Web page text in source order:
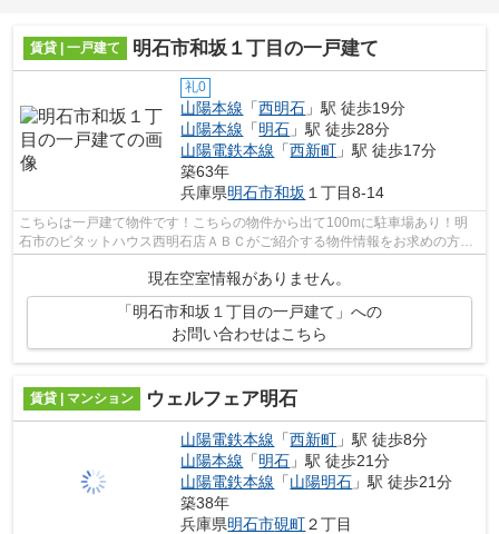
賃貸 | 一戸建て 明石市和坂１丁目の一戸建て
礼0
山陽本線 「西明石 」駅 徒歩19分
山陽本線 「明石 」駅 徒歩28分
山陽電鉄本線 「西新町 」駅 徒歩17分
築63年
兵庫県明石市和坂 １丁目8-14
こちらは一戸建て物件です！こちらの物件から出て100mに駐車場あり！明
石市のピタットハウス西明石店ＡＢＣがご紹介する物件情報をお求めの方
現在空室情報がありません。
「明石市和坂１丁目の一戸建て」への
お問い合わせはこちら
賃貸 | マンション ウェルフェア明石
山陽電鉄本線 「西新町 」駅 徒歩8分
山陽本線 「明石 」駅 徒歩21分
山陽電鉄本線 「山陽明石 」駅 徒歩21分
築38年
兵庫県明石市硯町２丁目